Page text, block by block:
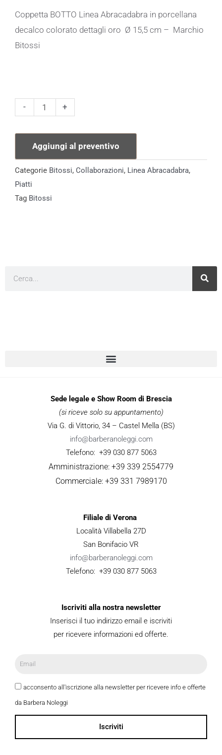
Coppetta BOTTO Linea Abracadabra in porcellana
decalco colorato dettagli oro Ø 15,5 cm – Marchio
Bitossi
-
Coppetta
quantità
+
Aggiungi al preventivo
Categorie Bitossi, Collaborazioni, Linea Abracadabra,
Piatti
Tag Bitossi
Sede legale e Show Room di Brescia
(si riceve solo su appuntamento)
Via G. di Vittorio, 34 – Castel Mella (BS)
info@barberanoleggi.com
Telefono: +39 030 877 5063
Amministrazione: +39 339 2554779
Commerciale: +39 331 7989170
Filiale di Verona
Località Villabella 27D
San Bonifacio VR
info@barberanoleggi.com
Telefono: +39 030 877 5063
Iscriviti alla nostra newsletter
Inserisci il tuo indirizzo email e iscriviti
per ricevere informazioni ed offerte.
acconsento all'iscrizione alla newsletter per ricevere info e offerte
da Barbera Noleggi
Iscriviti